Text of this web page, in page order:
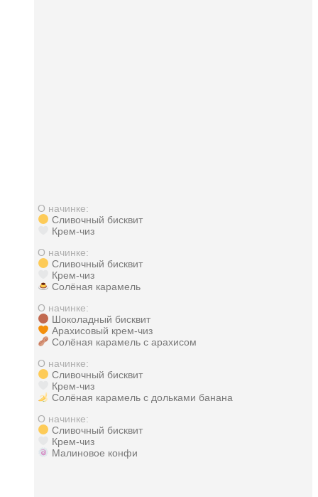
О начинке:
Сливочный бисквит
Крем-чиз
О начинке:
Сливочный бисквит
Крем-чиз
Солёная карамель
О начинке:
Шоколадный бисквит
Арахисовый крем-чиз
Солёная карамель с арахисом
О начинке:
Сливочный бисквит
Крем-чиз
Солёная карамель с дольками банана
О начинке:
Сливочный бисквит
Крем-чиз
Малиновое конфи